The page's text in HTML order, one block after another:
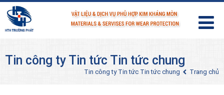
Tin công ty Tin tức Tin tức chung
Tin công ty Tin tức Tin tức chung Trang chủ